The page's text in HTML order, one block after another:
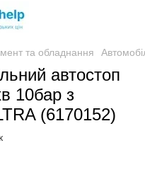
та обладнання
автостоп
10бар з
(6170152)